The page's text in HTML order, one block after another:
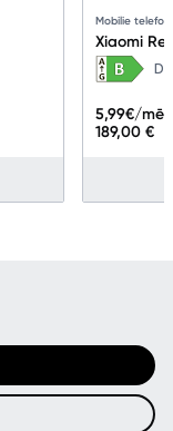
Mobilie
Xiaomi
189,00 €
5,99€/